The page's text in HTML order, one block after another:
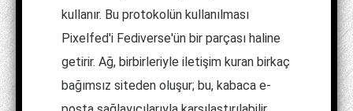
kullanır. Bu protokolün kullanılması
Pixelfed'i Fediverse'ün bir parçası haline
getirir. Ağ, birbirleriyle iletişim kuran birkaç
bağımsız siteden oluşur; bu, kabaca e-